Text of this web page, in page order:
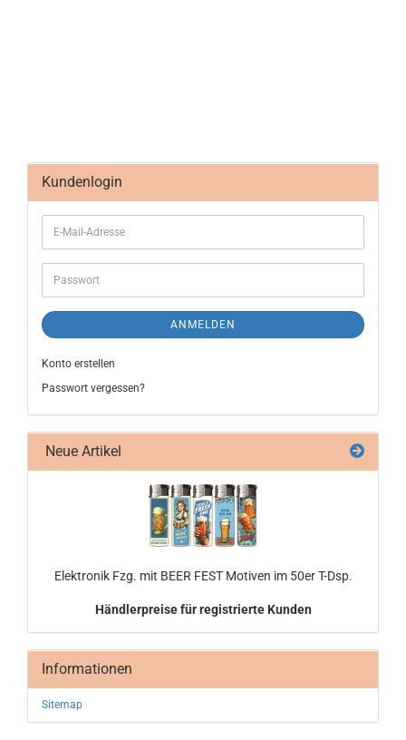
Kundenlogin
ANMELDEN
Konto erstellen
Passwort vergessen?
Neue Artikel
Elek­tro­nik Fzg. mit BEER FEST Mo­ti­ven im 50er T-Dsp.
Händlerpreise für registrierte Kunden
Informationen
Sitemap